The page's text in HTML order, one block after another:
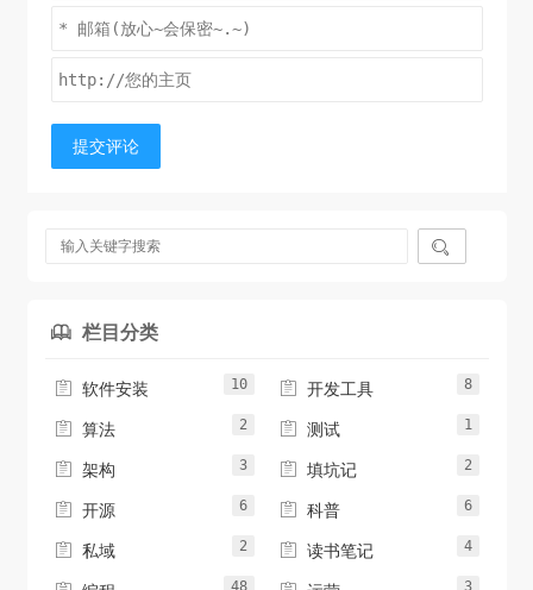
提交评论

 栏目分类
 软件安装 10  开发工具 8
 算法 2  测试 1
 架构 3  填坑记 2
 开源 6  科普 6
 私域 2  读书笔记 4